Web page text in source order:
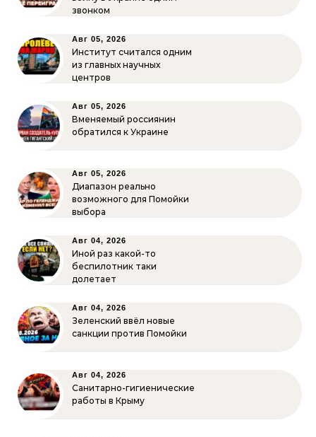
звонком
Авг 05, 2026
Институт считался одним
из главных научных
центров
Авг 05, 2026
Вменяемый россиянин
обратился к Украине
Авг 05, 2026
Диапазон реально
возможного для Помойки
выбора
Авг 04, 2026
Иной раз какой-то
беспилотник таки
долетает
Авг 04, 2026
Зеленский ввёл новые
санкции против Помойки
Авг 04, 2026
Санитарно-гигиенические
работы в Крыму